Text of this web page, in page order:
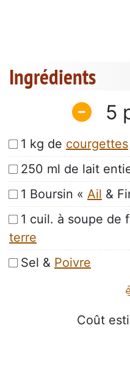
Ingrédients
5
1 kg de courgettes
250 ml de lait
1 Boursin « Ail &
1 cuil. à soupe de
terre
Sel & Poivre
Coût